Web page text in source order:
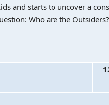
and starts to uncover a
Who are the Outsiders?